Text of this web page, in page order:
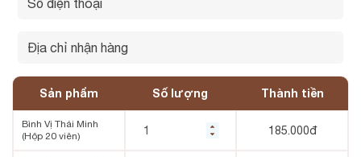
Sản phẩm
Bình Vị Thái Minh
(Hộp 20 viên)
Số lượng Thành tiền
185.000đ